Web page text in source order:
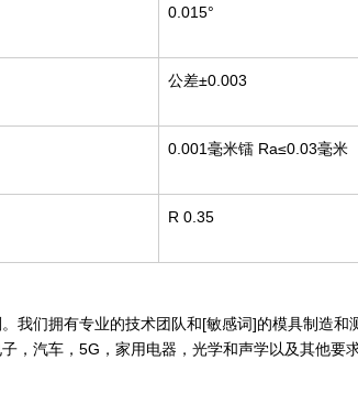
0.015°
公差±0.003
0.001毫米镭 Ra≤0.03毫米
R 0.35
我们拥有专业的技术团队和[敏感词]的模具制造
汽车，5G，家用电器，光学和声学以及其他要